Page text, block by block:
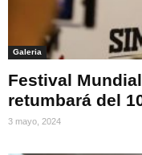
Galeria
Festival
retumbará del
3 mayo, 2024